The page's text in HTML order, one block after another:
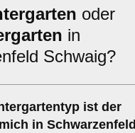
oder
in
Schwaig?
ist der
in Schwarzenfeld